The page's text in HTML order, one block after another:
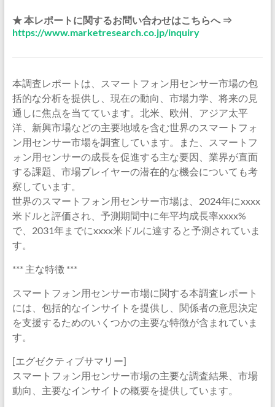
★ 本レポートに関するお問い合わせはこちらへ ⇒
https://www.marketresearch.co.jp/inquiry
本調査レポートは、スマートフォン用センサー市場の包
括的な分析を提供し、現在の動向、市場力学、将来の見
通しに焦点を当てています。北米、欧州、アジア太平
洋、新興市場などの主要地域を含む世界のスマートフォ
ン用センサー市場を調査しています。また、スマートフ
ォン用センサーの成長を促進する主な要因、業界が直面
する課題、市場プレイヤーの潜在的な機会についても考
察しています。
世界のスマートフォン用センサー市場は、2024年にxxxx
米ドルと評価され、予測期間中に年平均成長率xxxx%
で、2031年までにxxxx米ドルに達すると予測されていま
す。
*** 主な特徴 ***
スマートフォン用センサー市場に関する本調査レポート
には、包括的なインサイトを提供し、関係者の意思決定
を支援するためのいくつかの主要な特徴が含まれていま
す。
[エグゼクティブサマリー]
スマートフォン用センサー市場の主要な調査結果、市場
動向、主要なインサイトの概要を提供しています。